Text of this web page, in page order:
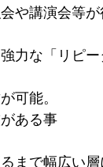
や講演会等が
力な「リピー
可能。
ある事
まで幅広い